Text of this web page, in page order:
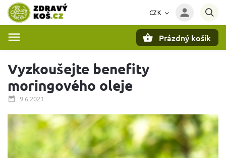
CZK
Prázdný košík
Vyzkoušejte benefity
moringového oleje
9.6.2021